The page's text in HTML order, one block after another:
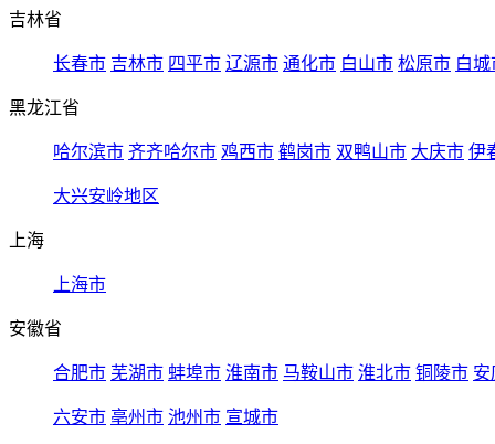
吉林省
长春市 吉林市 四平市 辽源市 通化市 白山市 松原市 白城
黑龙江省
哈尔滨市 齐齐哈尔市 鸡西市 鹤岗市 双鸭山市 大庆市 伊
大兴安岭地区
上海
上海市
安徽省
合肥市 芜湖市 蚌埠市 淮南市 马鞍山市 淮北市 铜陵市 安
六安市 亳州市 池州市 宣城市